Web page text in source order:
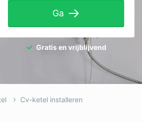
Ga
Gratis en vrijblijvend
Cv-ketel installeren